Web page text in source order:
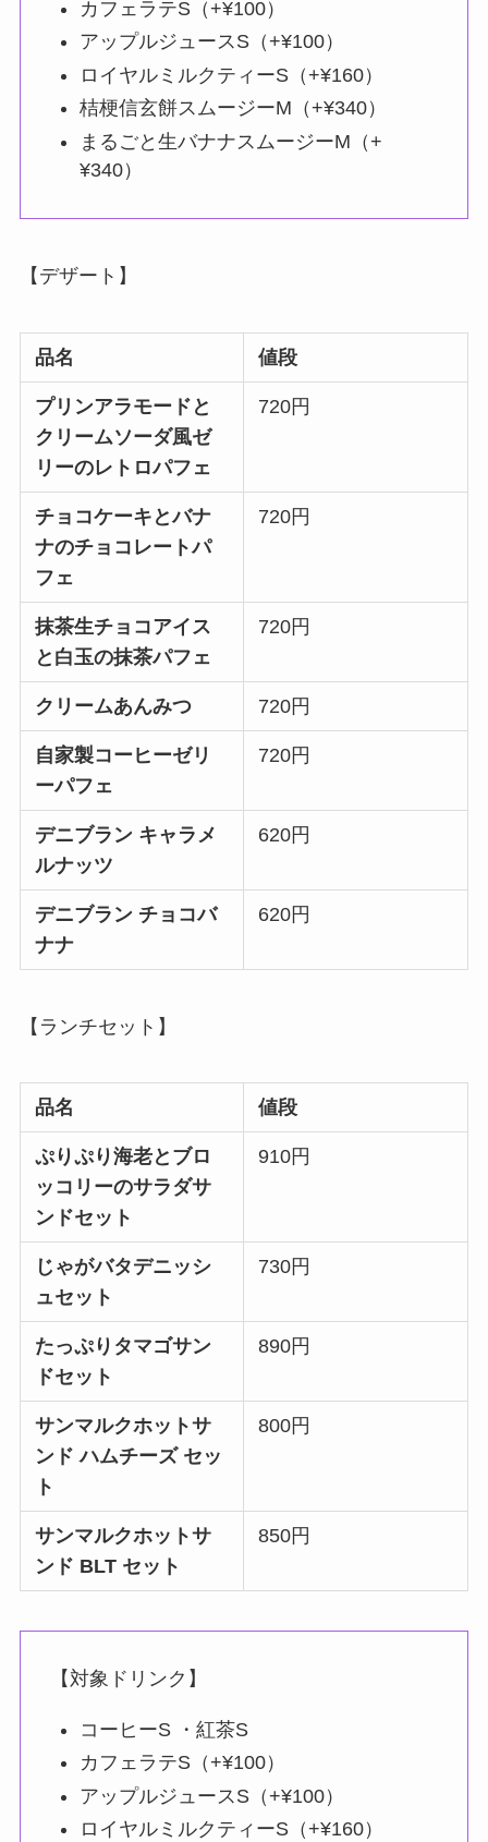
カフェラテS（+¥100）
アップルジュースS（+¥100）
ロイヤルミルクティーS（+¥160）
桔梗信玄餅スムージーM（+¥340）
まるごと生バナナスムージーM（+
¥340）
【デザート】
品名 値段
プリンアラモードと
クリームソーダ風ゼ
リーのレトロパフェ
720円
チョコケーキとバナ
ナのチョコレートパ
フェ
720円
抹茶生チョコアイス
と白玉の抹茶パフェ
720円
クリームあんみつ 720円
自家製コーヒーゼリ
ーパフェ
720円
デニブラン キャラメ
ルナッツ
620円
デニブラン チョコバ
ナナ
620円
【ランチセット】
品名 値段
ぷりぷり海老とブロ
ッコリーのサラダサ
ンドセット
910円
じゃがバタデニッシ
ュセット
730円
たっぷりタマゴサン
ドセット
890円
サンマルクホットサ
ンド ハムチーズ セッ
ト
800円
サンマルクホットサ
ンド BLT セット
850円
【対象ドリンク】
コーヒーS ・紅茶S
カフェラテS（+¥100）
アップルジュースS（+¥100）
ロイヤルミルクティーS（+¥160）